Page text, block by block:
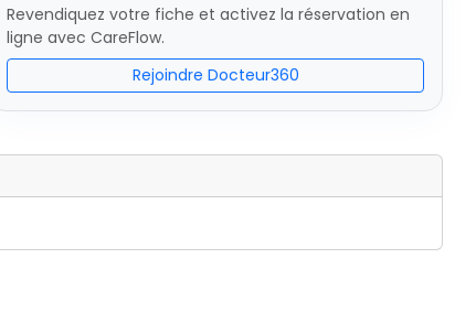
Revendiquez votre fiche et activez la réservation en
ligne avec CareFlow.
Rejoindre Docteur360